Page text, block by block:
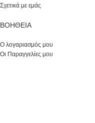
Σχετικά με εμάς
ΒΟΉΘΕΙΑ
Ο λογαριασμός μου
Οι Παραγγελίες μου